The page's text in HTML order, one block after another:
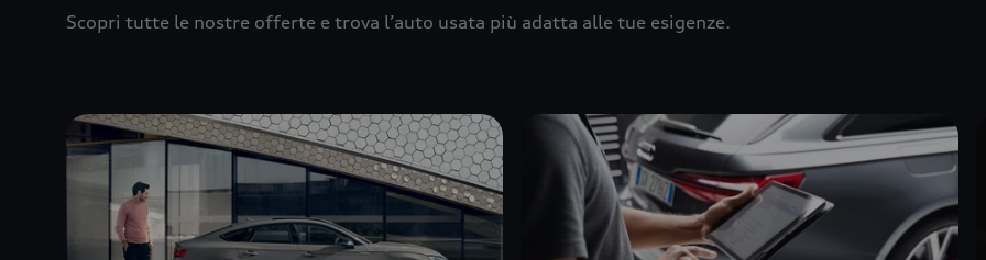
Scopri tutte le nostre offerte e trova l’auto usata più adatta alle tue esigenze.